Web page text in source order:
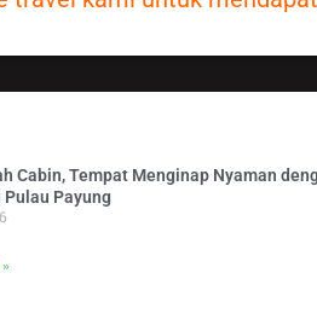
Cabin, Tempat Menginap Nyaman
Pulau Payung